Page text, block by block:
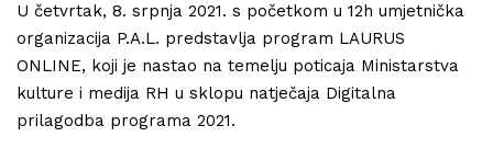
U četvrtak, 8. srpnja 2021. s početkom u 12h umjetnička
organizacija P.A.L. predstavlja program LAURUS
ONLINE, koji je nastao na temelju poticaja Ministarstva
kulture i medija RH u sklopu natječaja Digitalna
prilagodba programa 2021.